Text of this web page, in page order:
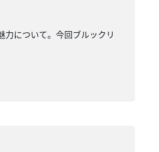
力について。今回ブルックリ